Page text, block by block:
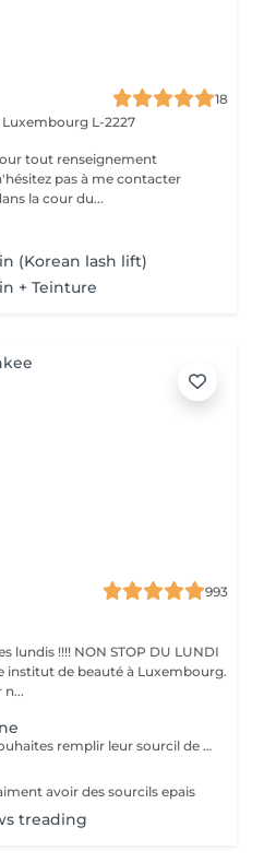
18
Luxembourg L-2227
tout renseignement
pas à me contacter
la cour du...
(Korean lash lift)
+ Teinture
993
lundis !!!! NON STOP DU LUNDI
pour toutes les clientes qui souhaites remplir leur sourcil de facon temporaire et naturel cette prestation est faites pour vous
avoir des sourcils epais
treading